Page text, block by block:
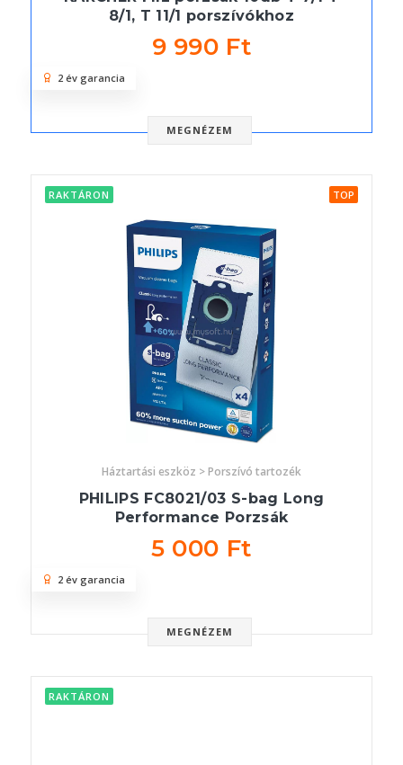
8/1, T 11/1 porszívókhoz
9 990 Ft
MEGNÉZEM
2 év garancia
RAKTÁRON TOP
Háztartási eszköz > Porszívó tartozék
PHILIPS FC8021/03 S-bag Long
Performance Porzsák
5 000 Ft
MEGNÉZEM
2 év garancia
RAKTÁRON